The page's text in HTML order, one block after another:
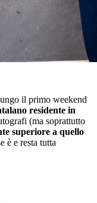
il primo weekend
residente in
(ma soprattutto
superiore a quello
è e resta tutta